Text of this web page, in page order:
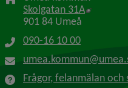
Skolgatan 31A Länk till
901 84 Umeå
090-16 10 00
Frågor, felanmälan och